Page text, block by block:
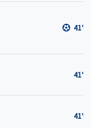
41'
41'
41'